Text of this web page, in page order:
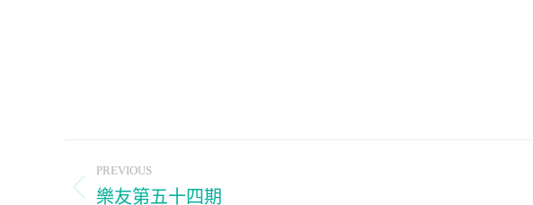
Post
navigation
PREVIOUS
Previous
樂友第五十四期